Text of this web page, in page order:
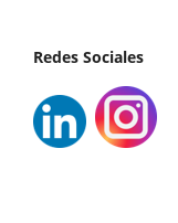
Redes Sociales